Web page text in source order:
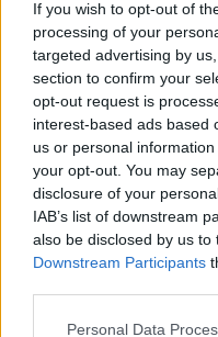
If you wish to opt-out of
processing of your
targeted advertising by
section to confirm your
opt-out request is
interest-based ads based
us or personal
your opt-out. You may
disclosure of your
IAB’s list of downstream
also be disclosed by us to
Downstream Participants
Personal Data
Ο
Η